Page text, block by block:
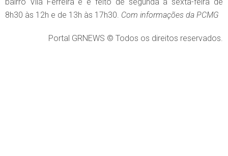
8h30 às 12h e de 13h às 17h30. Com informações da PCMG
Portal GRNEWS © Todos os direitos reservados.